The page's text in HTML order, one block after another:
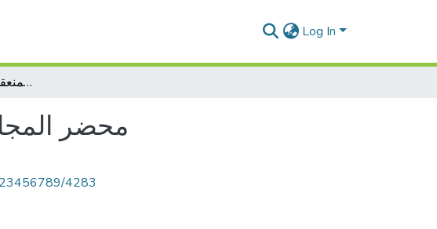
Log In
محضر المجلس العلمي للمعهد المنعقد بتاريخ 21 أكتوبر 2024
محضر المجلس
4283